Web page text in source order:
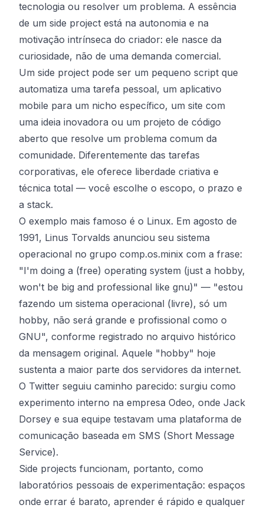
tecnologia ou resolver um problema. A essência
de um side project está na autonomia e na
motivação intrínseca do criador: ele nasce da
curiosidade, não de uma demanda comercial.
Um side project pode ser um pequeno script que
automatiza uma tarefa pessoal, um aplicativo
mobile para um nicho específico, um site com
uma ideia inovadora ou um projeto de código
aberto que resolve um problema comum da
comunidade. Diferentemente das tarefas
corporativas, ele oferece liberdade criativa e
técnica total — você escolhe o escopo, o prazo e
a stack.
O exemplo mais famoso é o Linux. Em agosto de
1991, Linus Torvalds anunciou seu sistema
operacional no grupo comp.os.minix com a frase:
"I'm doing a (free) operating system (just a hobby,
won't be big and professional like gnu)" — "estou
fazendo um sistema operacional (livre), só um
hobby, não será grande e profissional como o
GNU", conforme registrado no arquivo histórico
da mensagem original. Aquele "hobby" hoje
sustenta a maior parte dos servidores da internet.
O Twitter seguiu caminho parecido: surgiu como
experimento interno na empresa Odeo, onde Jack
Dorsey e sua equipe testavam uma plataforma de
comunicação baseada em SMS (Short Message
Service).
Side projects funcionam, portanto, como
laboratórios pessoais de experimentação: espaços
onde errar é barato, aprender é rápido e qualquer